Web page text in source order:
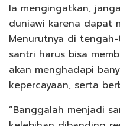
Ia mengingatkan,
duniawi karena dapat
Menurutnya di
santri harus bisa
akan menghadapi
kepercayaan, serta
“Banggalah menjadi